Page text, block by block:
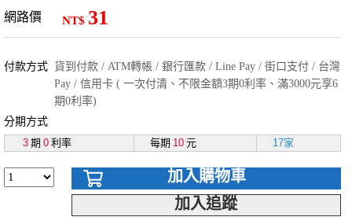
網路價 NT$ 31
付款方式 貨到付款 / ATM轉帳 / 銀行匯款 / Line Pay / 街口支付 / 台灣
Pay / 信用卡 ( 一次付清、不限金額3期0利率、滿3000元享6
期0利率)
分期方式
3 期 0 利率 每期 10 元 17家
加入購物車
加入追蹤